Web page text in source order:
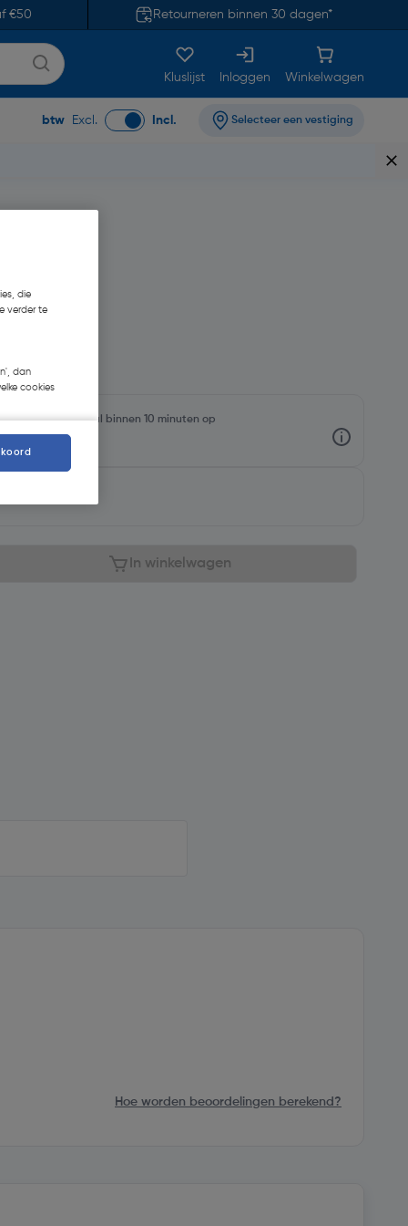
€50 Retourneren binnen 30 dagen*
Kluslijst Inloggen Winkelwagen
btw Excl. Incl. Selecteer een vestiging
en haal binnen 10 minuten op
In winkelwagen
Hoe worden beoordelingen berekend?
die
verder te
dan
cookies